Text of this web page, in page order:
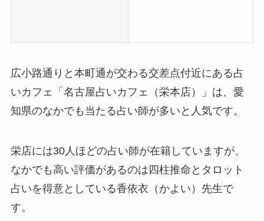
広小路通りと本町通が交わる交差点付近にある占
いカフェ「名古屋占いカフェ（栄本店）」は、愛
知県のなかでも当たる占い師が多いと人気です。
栄店には30人ほどの占い師が在籍していますが、
なかでも高い評価があるのは四柱推命とタロット
占いを得意としている香依衣（かよい）先生で
す。